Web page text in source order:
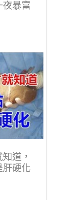
夜暴富
道，
肝硬化